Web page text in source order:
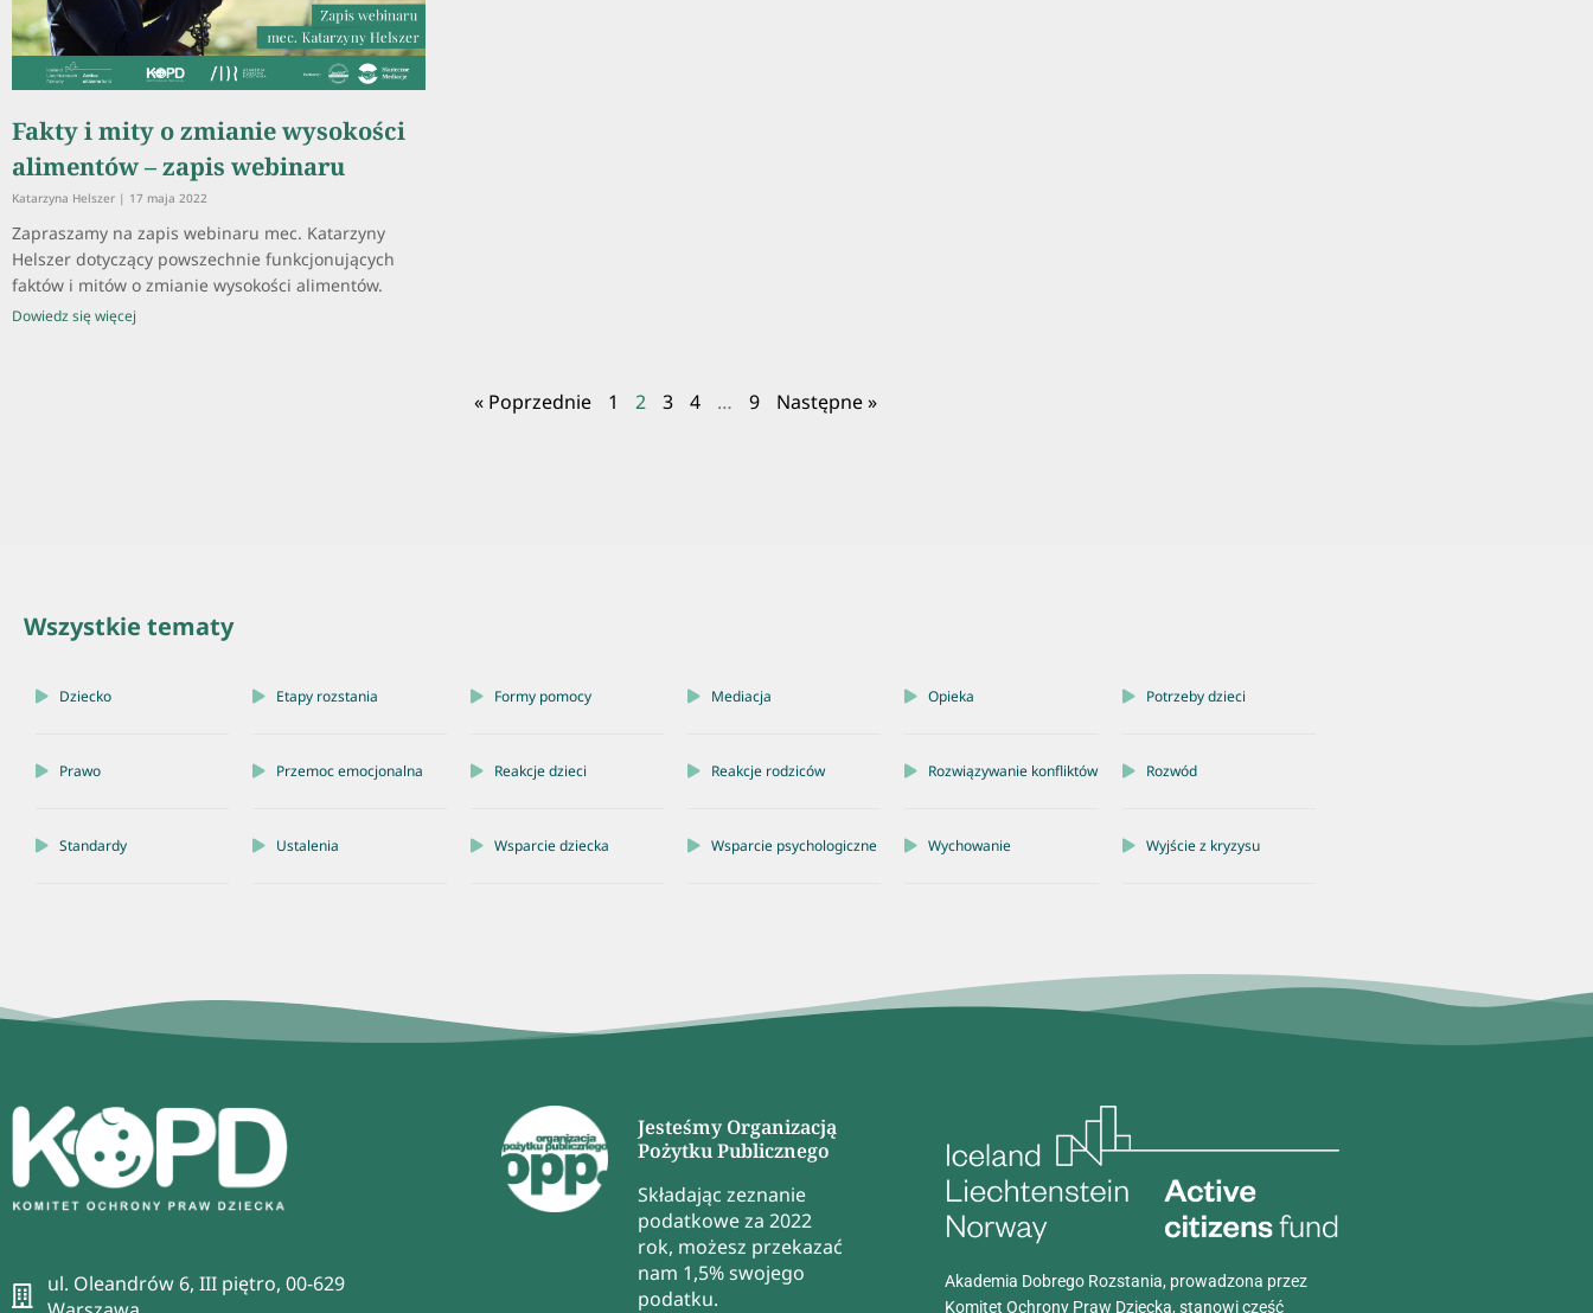
Fakty i mity o zmianie wysokości
alimentów – zapis webinaru
Katarzyna Helszer 17 maja 2022
Zapraszamy na zapis webinaru mec. Katarzyny
Helszer dotyczący powszechnie funkcjonujących
faktów i mitów o zmianie wysokości alimentów.
Dowiedz się więcej
« Poprzednie 1 2 3 4 … 9 Następne »
Wszystkie tematy
Dziecko Etapy rozstania Formy pomocy Mediacja Opieka Potrzeby dzieci
Prawo Przemoc emocjonalna Reakcje dzieci Reakcje rodziców Rozwiązywanie konfliktów Rozwód
Standardy Ustalenia Wsparcie dziecka Wsparcie psychologiczne Wychowanie Wyjście z kryzysu
ul. Oleandrów 6, III piętro, 00-629
Jesteśmy Organizacją
Pożytku Publicznego
Składając zeznanie
podatkowe za 2022
rok, możesz przekazać
nam 1,5% swojego
podatku.
Akademia Dobrego Rozstania, prowadzona przez
Komitet Ochrony Praw Dziecka, stanowi część